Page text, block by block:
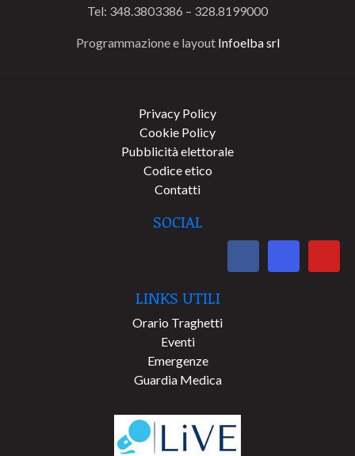
Tel: 348.3803386 – 328.8199000
Programmazione e layout Infoelba srl
Privacy Policy
Cookie Policy
Pubblicità elettorale
Codice etico
Contatti
SOCIAL
LINKS UTILI
Orario Traghetti
Eventi
Emergenze
Guardia Medica